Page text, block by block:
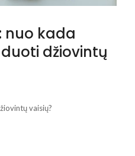
nuo kada
džiovintų
vaisių?